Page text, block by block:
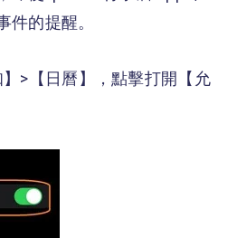
件的提醒。
>【日曆】，點擊打開【允